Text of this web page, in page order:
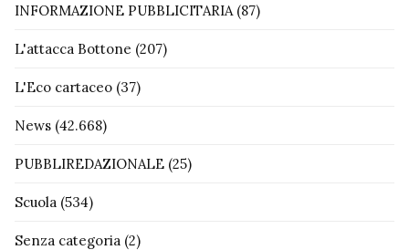
INFORMAZIONE PUBBLICITARIA(87)
L'attacca Bottone (207)
L'Eco cartaceo (37)
News (42.668)
PUBBLIREDAZIONALE (25)
Scuola (534)
Senza categoria (2)